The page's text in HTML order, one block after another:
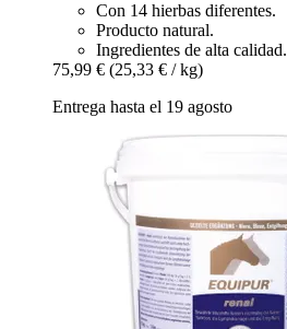
Con 14 hierbas diferentes.
Producto natural.
Ingredientes de alta calidad.
75,99 € (25,33 € / kg)
Entrega hasta el 19 agosto